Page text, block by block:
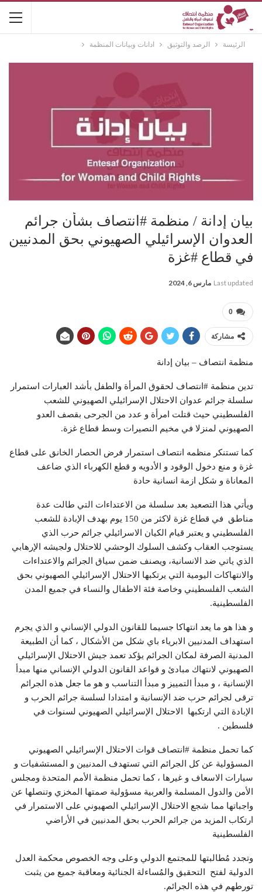
الرئيسة الرصد والتوثيق ادانات وبيانات المنظمة
بيان إدانة / منظمة #انتصاف بشأن جرائم
العدوان الإسرائيلي الصهيوني بحق المدنيين
في قطاع #غزة
Last updated مارس 6, 2024
0
مشاركة
منظمة انتصاف – بيان إدانة
تدين منظمة #انتصاف لحقوق المرأة والطفل بأشد العبارات استمرار
سلسلة جرائم عدوان الاحتلال الإسرائيلي الصهيوني للشعب
الفلسطيني حيث قتلت امرأة و عدد من الجرحى بقصف العدو
الصهيوني لمنزلا في مخيم النصيرات وسط قطاع غزة.
كما تستنكر منظمه انتصاف استمرار فرض الحصار الخانق على قطاع
غزة و منع دخول الوقود و الأدويه و قطع الكهرباء الذي ضاعف
المعاناة و شكل ازمة انسانية حادة
ويأتي هذا التصعيد بعد سلسلة من الاعتداءات التي طالت عدة
مناطق في قطاع غزة لاكثر من 150 يوم بهدف الإبادة للشعب
الفلسطيني و يعتبر قيام الكيان الاسرائيلي جرائم حرب الذي
يستوجب العقاب وكشف السلوك الوحشي للاحتلال ولجيشه الإرهابي
الذي ياتي ضد الانسانية، ويصنف ضمن سياق الجرائم والاعتداءات
والانتهاكات اليومية التي يرتكبها الاحتلال الإسرائيلي الصهيوني بحق
الشعب الفلسطيني وخاصة فئة الاطفال والنساء في جميع المدن
الفلسطينية.
و هذا هو ما يعد انتهاكا جسيما للقانون الدولي الإنساني و الذي يجرم
استهداف المدنيين الابرياء باي شكل من الأشكال ، كما أن الطبيعة
المدنية الصرفة لمكان الجرائم يؤكد تعمد جيش الاحتلال الإسرائيلي
الصهيوني لانتهاك مبادئ و قواعد القانون الدولي الإنساني منها مبدأ
الإنسانية ، و مبدأ التمييز و مبدأ التناسب و هو ما جعل هذه الجرائم
ترقى لجرائم حرب ضد الإنسانية و امتدادا لسلسة جرائم الحرب و
الإبادة التي ارتكبها الاحتلال الإسرائيلي الصهيوني لسنوات في
فلسطين .
كما تحمل منظمة #انتصاف قوات الاحتلال الإسرائيلي الصهيوني
المسؤولية عن كل الجرائم التي تستهدف المدنيين و المستشفيات و
سيارات الاسعاف و غيرها ، كما تحمل منظمة الأمم المتحدة ومجلس
الأمن والدول المسلمة والعربية مسؤولية صمتها المخزي وتنصلها عن
واجباتها مما شجع الاحتلال الإسرائيلي الصهيوني على الاستمرار في
ارتكاب المزيد من جرائم الحرب بحق المدنيين في الأراضي
الفلسطينية
وتجدد مُطالبتها للمجتمع الدولي وعلى وجه الخصوص محكمة العدل
الدولية لفتح التحقيق والمُساءلة الجنائية ومعاقبة جميع من يثبت
تورطهم في هذه الجرائم.